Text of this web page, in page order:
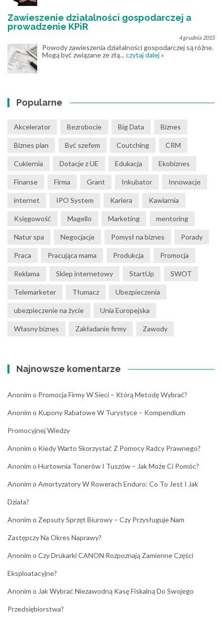
Zawieszenie działalności gospodarczej a
prowadzenie KPiR
4 grudnia 2015
Powody zawieszenia działalności gospodarczej są różne.
Mogą być związane ze złą...czytaj dalej »
Popularne
Akcelerator Bezrobocie Big Data Biznes
Biznes plan Być szefem Coutching CRM
Cukiernia Dotacje z UE Edukacja Ekobiznes
Finanse Firma Grant Inkubator Innowacje
internet IPO System Kariera Kawiarnia
Księgowość Magello Marketing mentoring
Natur spa Negocjacje Pomysł na biznes Porady
Praca Pracująca mama Produkcja Promocja
Reklama Sklep internetowy StartUp SWOT
Telemarketer Tłumacz Ubezpieczenia
ubezpieczenie na życie Unia Europejska
Własny biznes Zakładanie firmy Zawody
Najnowsze komentarze
Anonim o Promocja Firmy W Sieci – Którą Metodę Wybrać?
Anonim o Kupony Rabatowe W Turystyce – Kompendium
Promocyjnej Wiedzy
Anonim o Kiedy Warto Skorzystać Z Pomocy Radcy Prawnego?
Anonim o Hurtownia Tonerów I Tuszów – Jak Może Ci Pomóc?
Anonim o Amortyzatory W Rowerach Enduro: Co To Jest I Jak
Działa?
Anonim o Zepsuty Sprzęt Biurowy – Czy Przysługuje Nam
Zastępczy Na Okres Naprawy?
Anonim o Czy Drukarki CANON Rozpoznają Zamienne Części
Eksploatacyjne?
Anonim o Jak Wybrać Niezawodną Kasę Fiskalną Do Swojego
Przedsiębiorstwa?